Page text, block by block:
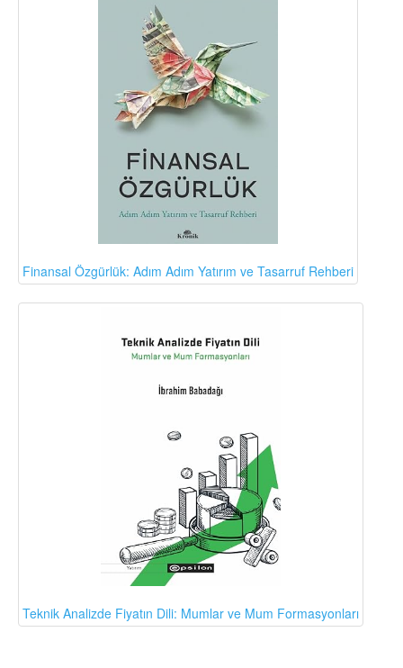
Finansal Özgürlük: Adım Adım Yatırım ve Tasarruf Rehberi
Teknik Analizde Fiyatın Dili: Mumlar ve Mum Formasyonları